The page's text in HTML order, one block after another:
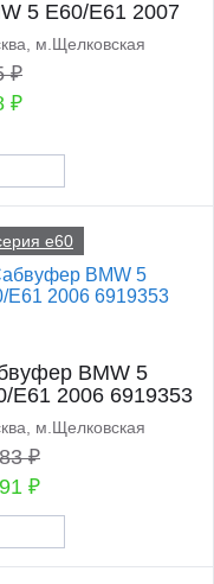
5 E60/E61 2007
м.Щелковская
₽
₽
e60
BMW 5
E61 2006 6919353
м.Щелковская
₽
₽